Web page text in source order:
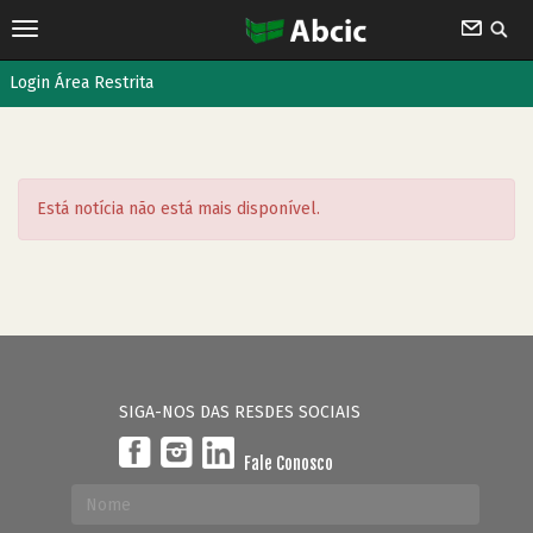
Login Área Restrita
Está notícia não está mais disponível.
SIGA-NOS DAS RESDES SOCIAIS
Fale Conosco